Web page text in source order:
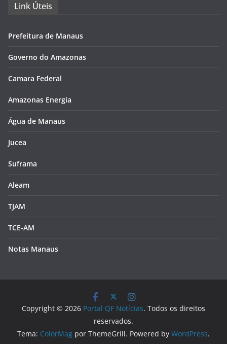
Link Úteis
Prefeitura de Manaus
Governo do Amazonas
Camara Federal
Amazonas Energia
Água de Manaus
Jucea
Suframa
Aleam
TJAM
TCE-AM
Notas Manaus
Copyright © 2026 Portal QF Notícias. Todos os direitos
reservados.
Tema: ColorMag por ThemeGrill. Powered by WordPress.